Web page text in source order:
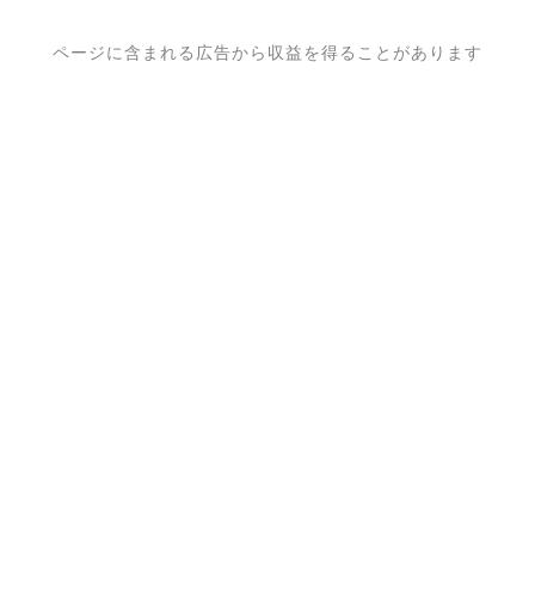
ページに含まれる広告から収益を得ることがあります